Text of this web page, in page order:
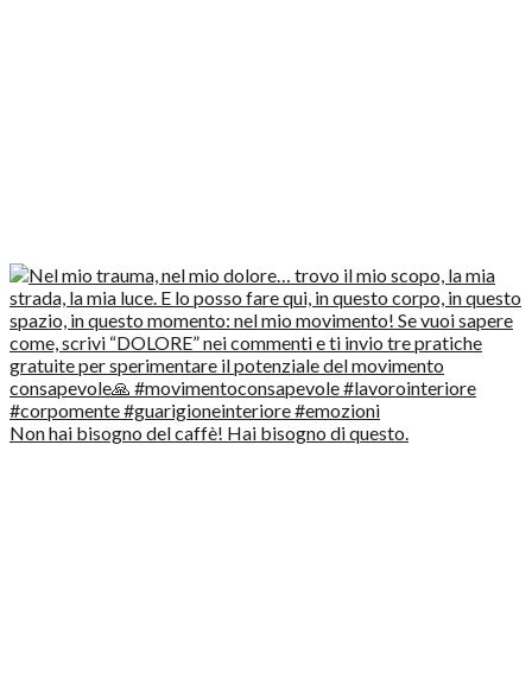
Non hai bisogno del caffè! Hai bisogno di questo.